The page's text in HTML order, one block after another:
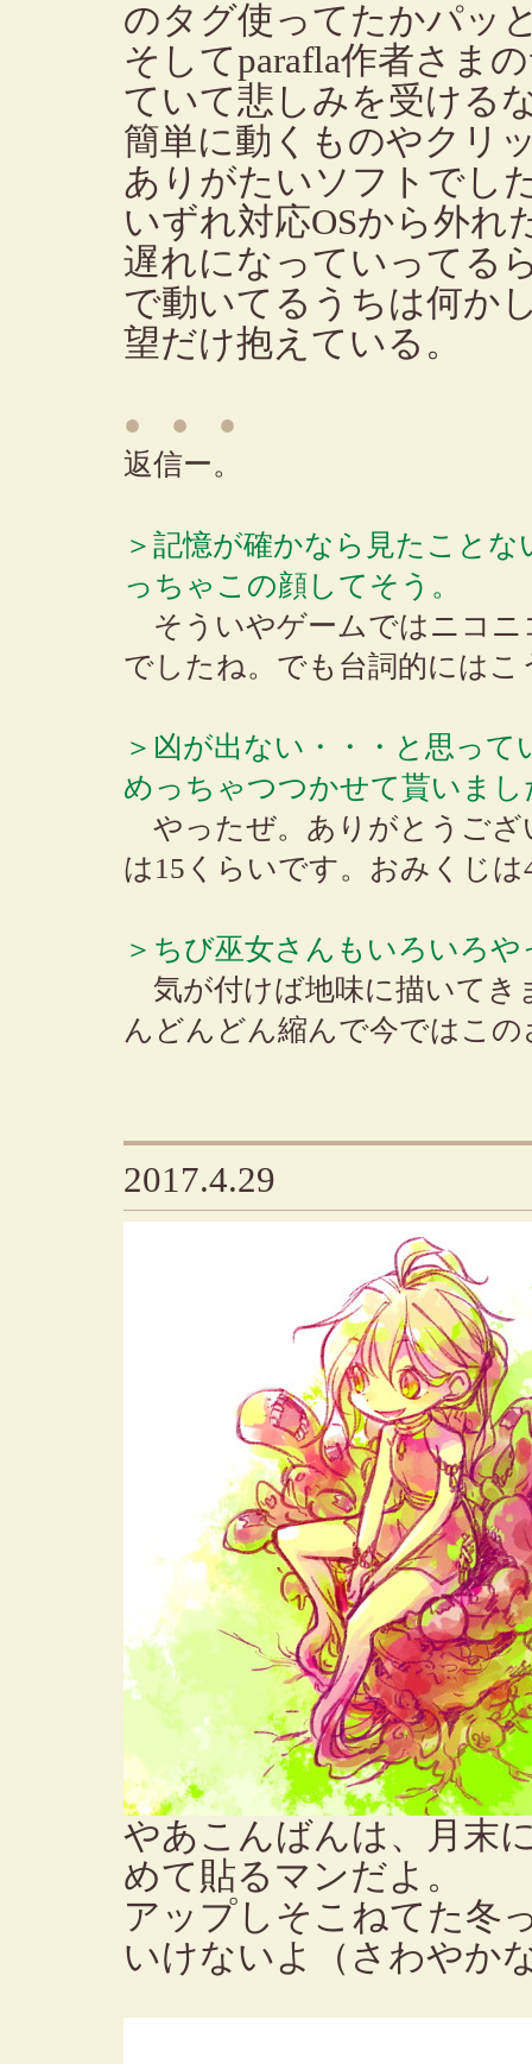
のタグ使ってたかパッ
そしてparafla作者さま
ていて悲しみを受ける
簡単に動くものやクリ
ありがたいソフトでし
いずれ対応OSから外
遅れになっていってる
で動いてるうちは何か
望だけ抱えている。
● ● ●
返信ー。
＞記憶が確かなら見たこと
っちゃこの顔してそう。
そういやゲームではニコニ
でしたね。でも台詞的には
＞凶が出ない・・・と思って
めっちゃつつかせて貰いまし
やったぜ。ありがとうござ
は15くらいです。おみくじは
＞ちび巫女さんもいろいろ
気が付けば地味に描いてき
んどんどん縮んで今ではこ
2017.4.29
やあこんばんは、月末
めて貼るマンだよ。
アップしそこねてた冬
いけないよ（さわやか